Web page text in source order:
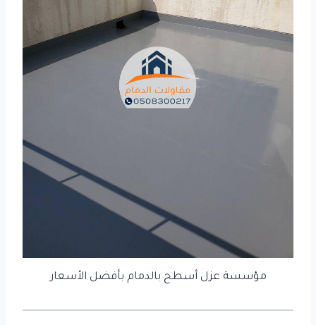
مؤسسة عزل أسطح بالدمام بأفضل الأسعار